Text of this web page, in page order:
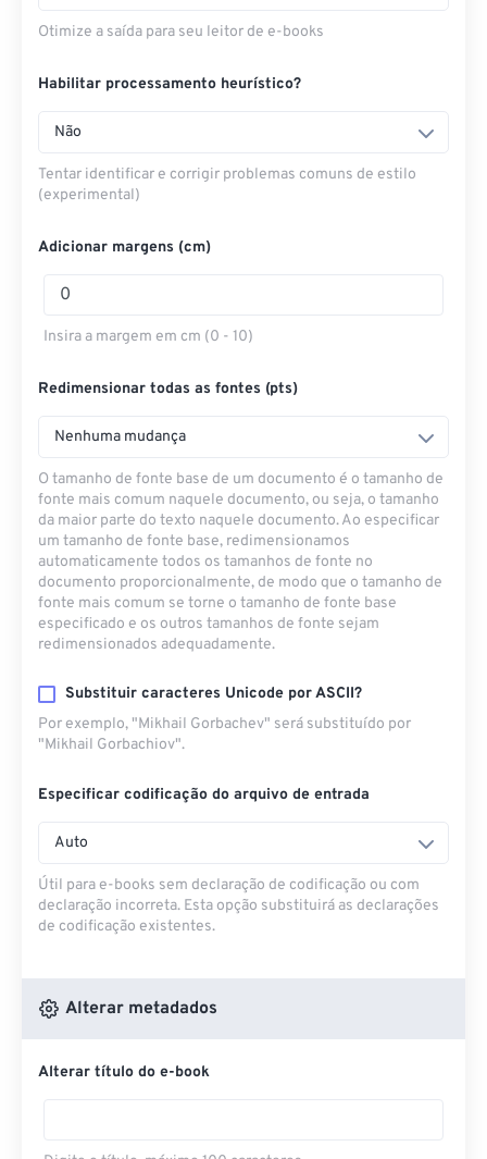
Otimize a saída para seu leitor de e-books
Habilitar processamento heurístico?
Não
Tentar identificar e corrigir problemas comuns de estilo
(experimental)
Adicionar margens (cm)
Insira a margem em cm (0 - 10)
Redimensionar todas as fontes (pts)
Nenhuma mudança
O tamanho de fonte base de um documento é o tamanho de
fonte mais comum naquele documento, ou seja, o tamanho
da maior parte do texto naquele documento. Ao especificar
um tamanho de fonte base, redimensionamos
automaticamente todos os tamanhos de fonte no
documento proporcionalmente, de modo que o tamanho de
fonte mais comum se torne o tamanho de fonte base
especificado e os outros tamanhos de fonte sejam
redimensionados adequadamente.
Substituir caracteres Unicode por ASCII?
Por exemplo, "Mikhail Gorbachev" será substituído por
"Mikhail Gorbachiov".
Especificar codificação do arquivo de entrada
Auto
Útil para e-books sem declaração de codificação ou com
declaração incorreta. Esta opção substituirá as declarações
de codificação existentes.
Alterar metadados
Alterar título do e-book